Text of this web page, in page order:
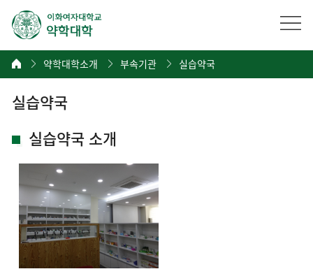
약학대학소개 부속기관 실습약국
실습약국
실습약국 소개